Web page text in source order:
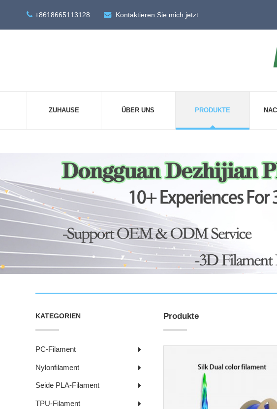
+8618665113128 Kontaktieren Sie mich jetzt
ZUHAUSE ÜBER UNS PRODUKTE
KATEGORIEN
PC-Filament
Nylonfilament
Seide PLA-Filament
TPU-Filament
Produkte